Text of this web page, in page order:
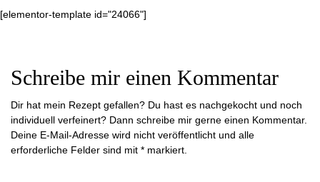
[elementor-template id="24066"]
Schreibe mir einen Kommentar
Dir hat mein Rezept gefallen? Du hast es nachgekocht und noch
individuell verfeinert? Dann schreibe mir gerne einen Kommentar.
Deine E-Mail-Adresse wird nicht veröffentlicht und alle
erforderliche Felder sind mit * markiert.